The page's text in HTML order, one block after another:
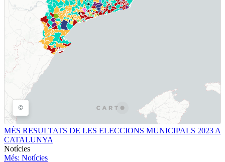
MÉS RESULTATS DE LES ELECCIONS MUNICIPALS 2023 A
CATALUNYA
Notícies
Més: Notícies